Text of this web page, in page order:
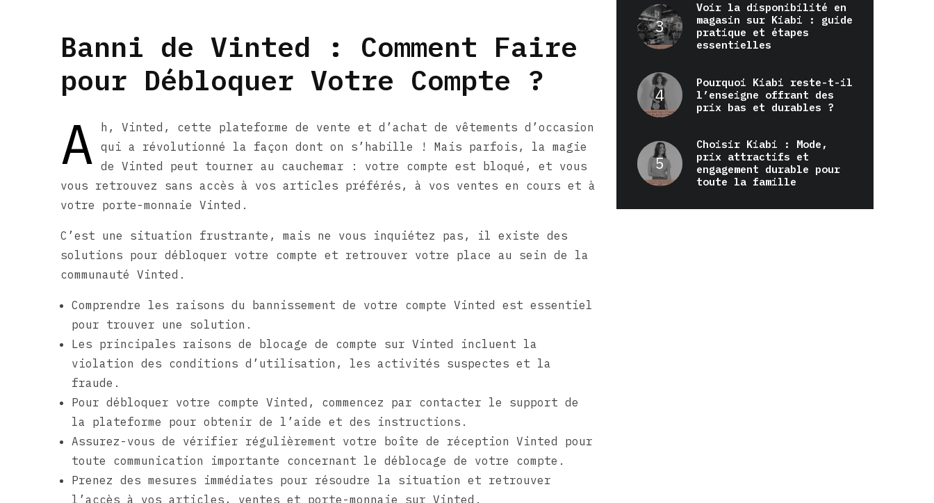
Banni de Vinted : Comment Faire
pour Débloquer Votre Compte ?
A
h, Vinted, cette plateforme de vente et d’achat de vêtements d’occasion
qui a révolutionné la façon dont on s’habille ! Mais parfois, la magie
de Vinted peut tourner au cauchemar : votre compte est bloqué, et vous
vous retrouvez sans accès à vos articles préférés, à vos ventes en cours et à
votre porte-monnaie Vinted.
C’est une situation frustrante, mais ne vous inquiétez pas, il existe des
solutions pour débloquer votre compte et retrouver votre place au sein de la
communauté Vinted.
Comprendre les raisons du bannissement de votre compte Vinted est essentiel
pour trouver une solution.
Les principales raisons de blocage de compte sur Vinted incluent la
violation des conditions d’utilisation, les activités suspectes et la
fraude.
Pour débloquer votre compte Vinted, commencez par contacter le support de
la plateforme pour obtenir de l’aide et des instructions.
Assurez-vous de vérifier régulièrement votre boîte de réception Vinted pour
toute communication importante concernant le déblocage de votre compte.
Prenez des mesures immédiates pour résoudre la situation et retrouver
l’accès à vos articles, ventes et porte-monnaie sur Vinted.
Voir la disponibilité en
magasin sur Kiabi : guide
pratique et étapes
essentielles
Pourquoi Kiabi reste-t-il
l’enseigne offrant des
prix bas et durables ?
Choisir Kiabi : Mode,
prix attractifs et
engagement durable pour
toute la famille